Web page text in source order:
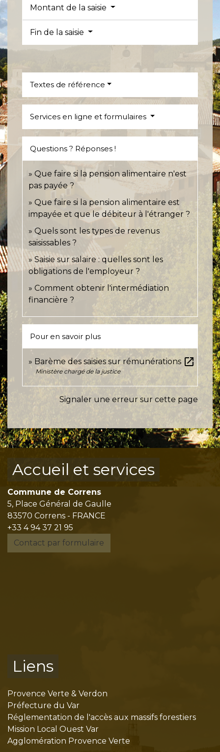
Montant de la saisie
Fin de la saisie
Textes de référence
Services en ligne et formulaires
Questions ? Réponses !
Que faire si la pension alimentaire n'est
pas payée ?
Que faire si la pension alimentaire est
impayée et que le débiteur à l'étranger ?
Quels sont les types de revenus
saisissables ?
Saisie sur salaire : quelles sont les
obligations de l'employeur ?
Comment obtenir l'intermédiation
financière ?
Pour en savoir plus
Barème des saisies sur rémunérations open_in_new
Ministère chargé de la justice
Signaler une erreur sur cette page
Accueil et services
Commune de Correns
5, Place Général de Gaulle
83570 Correns - FRANCE
+33 4 94 37 21 95
Contact par formulaire
Liens
Provence Verte & Verdon
Préfecture du Var
Réglementation de l'accès aux massifs forestiers
Mission Local Ouest Var
Agglomération Provence Verte